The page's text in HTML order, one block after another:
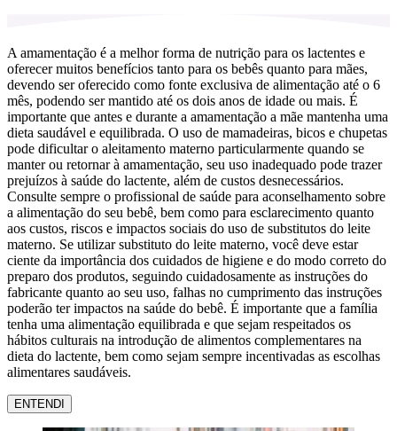
A amamentação é a melhor forma de nutrição para os lactentes e
oferecer muitos benefícios tanto para os bebês quanto para mães,
devendo ser oferecido como fonte exclusiva de alimentação até o 6
mês, podendo ser mantido até os dois anos de idade ou mais. É
importante que antes e durante a amamentação a mãe mantenha uma
dieta saudável e equilibrada. O uso de mamadeiras, bicos e chupetas
pode dificultar o aleitamento materno particularmente quando se
manter ou retornar à amamentação, seu uso inadequado pode trazer
prejuízos à saúde do lactente, além de custos desnecessários.
Consulte sempre o profissional de saúde para aconselhamento sobre
a alimentação do seu bebê, bem como para esclarecimento quanto
aos custos, riscos e impactos sociais do uso de substitutos do leite
materno. Se utilizar substituto do leite materno, você deve estar
ciente da importância dos cuidados de higiene e do modo correto do
preparo dos produtos, seguindo cuidadosamente as instruções do
fabricante quanto ao seu uso, falhas no cumprimento das instruções
poderão ter impactos na saúde do bebê. É importante que a família
tenha uma alimentação equilibrada e que sejam respeitados os
hábitos culturais na introdução de alimentos complementares na
dieta do lactente, bem como sejam sempre incentivadas as escolhas
alimentares saudáveis.
ENTENDI